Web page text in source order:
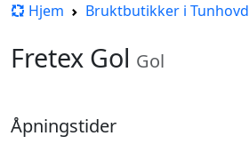
Hjem Bruktbutikker i Tunhovd
Fretex Gol Gol
Åpningstider